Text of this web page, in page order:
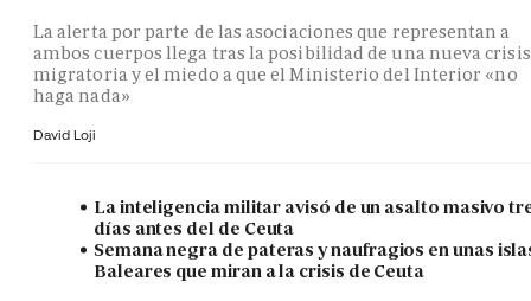
La alerta por parte de las asociaciones que representan a
ambos cuerpos llega tras la posibilidad de una nueva crisis
migratoria y el miedo a que el Ministerio del Interior «no
haga nada»
David Loji
La inteligencia militar avisó de un asalto masivo
días antes del de Ceuta
Semana negra de pateras y naufragios en unas
Baleares que miran a la crisis de Ceuta